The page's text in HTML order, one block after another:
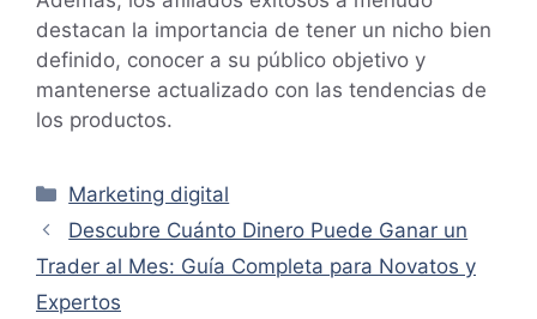
destacan la importancia de tener un nicho bien
definido, conocer a su público objetivo y
mantenerse actualizado con las tendencias de
los productos.
Categorías
Marketing digital
Descubre Cuánto Dinero Puede Ganar un
Trader al Mes: Guía Completa para Novatos y
Expertos